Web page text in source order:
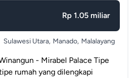
Rp 1.05 miliar
Sulawesi Utara, Manado, Malalayang
- Mirabel Palace Tipe
rumah yang dilengkapi